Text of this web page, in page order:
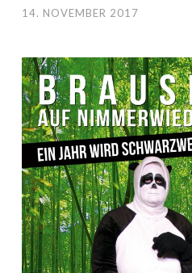
14. NOVEMBER 2017